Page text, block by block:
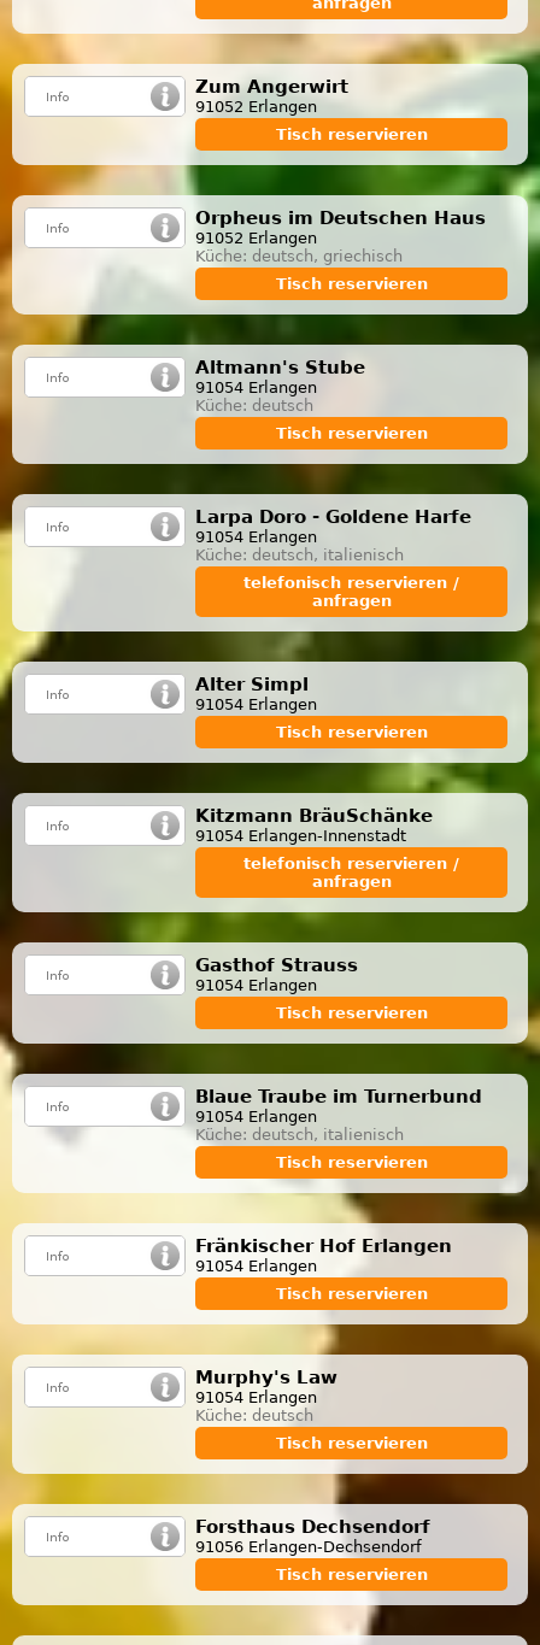
Zum Angerwirt
91052 Erlangen
Tisch reservieren
Orpheus im Deutschen Haus
91052 Erlangen
Küche: deutsch, griechisch
Tisch reservieren
Altmann's Stube
91054 Erlangen
Küche: deutsch
Tisch reservieren
Larpa Doro - Goldene Harfe
91054 Erlangen
Küche: deutsch, italienisch
telefonisch reservieren /
anfragen
Alter Simpl
91054 Erlangen
Tisch reservieren
Kitzmann BräuSchänke
91054 Erlangen-Innenstadt
telefonisch reservieren /
anfragen
Gasthof Strauss
91054 Erlangen
Tisch reservieren
Blaue Traube im Turnerbund
91054 Erlangen
Küche: deutsch, italienisch
Tisch reservieren
Fränkischer Hof Erlangen
91054 Erlangen
Tisch reservieren
Murphy's Law
91054 Erlangen
Küche: deutsch
Tisch reservieren
Forsthaus Dechsendorf
91056 Erlangen-Dechsendorf
Tisch reservieren